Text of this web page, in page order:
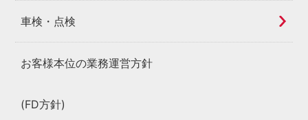
車検・点検
お客様本位の業務運営方針
(FD方針)